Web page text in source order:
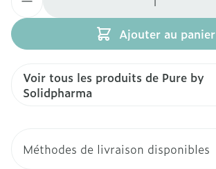
Ajouter au panier
Voir tous les produits de Pure by
Solidpharma
Méthodes de livraison disponibles